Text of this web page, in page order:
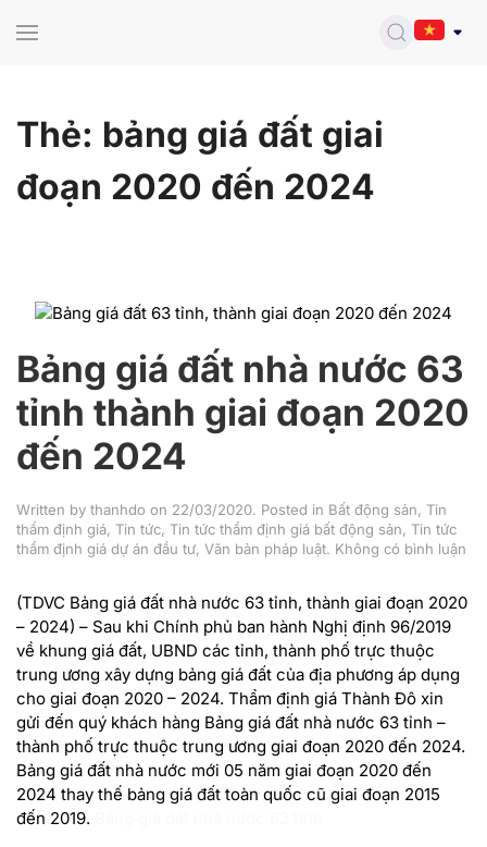
Thẻ: bảng giá đất giai
đoạn 2020 đến 2024
Bảng giá đất nhà nước 63
tỉnh thành giai đoạn 2020
đến 2024
Written by thanhdo on 22/03/2020. Posted in Bất động sản, Tin
thẩm định giá, Tin tức, Tin tức thẩm định giá bất động sản, Tin tức
thẩm định giá dự án đầu tư, Văn bản pháp luật. Không có bình luận
đất
(TDVC Bảng giá đất nhà nước 63 tỉnh, thành giai đoạn 2020
– 2024) – Sau khi Chính phủ ban hành Nghị định 96/2019
về khung giá đất, UBND các tỉnh, thành phố trực thuộc
trung ương xây dựng bảng giá đất của địa phương áp dụng
cho giai đoạn 2020 – 2024. Thẩm định giá Thành Đô xin
gửi đến quý khách hàng Bảng giá đất nhà nước 63 tỉnh –
thành phố trực thuộc trung ương giai đoạn 2020 đến 2024.
Bảng giá đất nhà nước mới 05 năm giai đoạn 2020 đến
2024 thay thế bảng giá đất toàn quốc cũ giai đoạn 2015
đến 2019.